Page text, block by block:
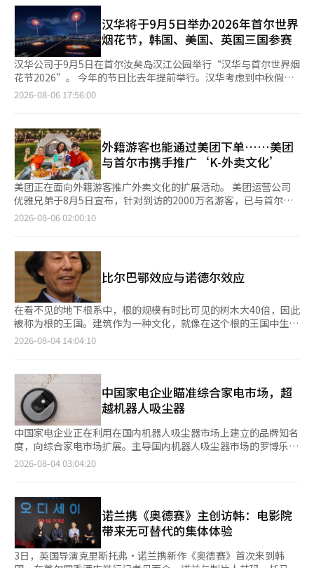
尔公寓的交易价格较上周上涨了0.26%。这一涨幅较上周的0.25%
有所扩大。全国范围内上涨了0.09%，首都圈上涨了0.17%，地方
上涨了0.01%。 房地产院表示，在市场整体观望氛围的背景下，重
建项目、大型公寓和交通枢纽附近的热门公寓交易仍在继续上涨。
在首尔，江北地区的涨幅相对较大。中区上涨了0.54%，中浪区上
涨了0.52%，成北区上涨了0.49%，诺原区上涨了0.46%，西大门
区上涨了0.43%。这主要是由于大型公寓和中小型公寓的购房需求
持续。 在江南地区，金川区上涨了0.32%，九老区和冠岳区各上涨
0.01%，瑞草区上涨了0.02%，而松坡区的涨幅也仅为0.15%，低
于首尔的平均水平。这表明，曾经主导上涨趋势的江南三区，买卖
双方均未急于交易。 然而，由于此次统计的调查基准日与税制改
革方案的公布时间重合，因此价格变动不应被直接视为税制改革的
影响。市场普遍关注高价房屋持有者的决策将变得更加复杂，江南
地区的观望态势可能会持续。 我们的银行房地产研究院的南赫宇
表示：“根据税制改革方案，高价单一住房持有者需要仔细考虑持
有、出售和赠与之间的选择。”他指出：“随着以江南三区为中心
剧。” 他还表示：“汉江带也有不少考虑进入江南市场的需求，
因此短期内将不可避免地受到江南市场的影响。”他预测，围绕持
有成本和出售时机的观望氛围将持续一段时间。 京畿道的公寓价
格上涨了0.16%，仁川上涨了0.03%。在京畿道，龙仁市的气兴区
上涨了0.52%，成南市的分当区上涨了0.43%，光明市上涨了
0.42%；而高阳的日山东区和坡州市分别下降了0.14%和0.13%。
地方方面，虽然忠北上涨了0.09%，蔚山上涨了0.08%，全北上涨
了0.07%，但济州、庆北、忠南和釜山则出现了下跌。 租赁市场也
区上涨了0.42%，江北区上涨了0.33%，麻浦区上涨了0.32%。金
川区、江东区和松坡区也有所上涨，但瑞草区保持不变。※ 本报
道经人工智能（AI）系统翻译与编辑。
汉华将于9月5日举办2026年首尔世界
烟花节，韩国、美国、英国三国参赛
汉华公司于9月5日在首尔汝矣岛汉江公园举行“汉华与首尔世界烟
花节2026”。 今年的节日比去年提前举行。汉华考虑到中秋假期
和外国游客的需求，将日程从去年的9月底调整至今年的9月初。
夜和活动当天投入包括1200名汉华员工志愿者在内的4700名历史
上最大规模的安全管理和秩序维护人员。 此外，汉华还将与通信
公司合作，利用“橙色安全”实时监测人流密集度，支持人流分
散，并通过在汝矣岛外环、元曉大桥、麻浦和梨村等地安装的区域
监控摄像头，实时监控市民的动向，提高现场应对能力。 汉华相
关人士表示：“今年将增加新的烟花演出和文化旅游项目，准备丰
富多彩的活动，并将安全放在首位，竭尽全力打造高品质的节
日。” 值得一提的是，首尔世界烟花节自2000年首次举办以来，
队，为市民呈现高水平的烟花表演，已发展成为首尔的代表文化旅
游活动。
2026-08-06 17:56:00
外籍游客也能通过美团下单……美团
与首尔市携手推广‘K-外卖文化’
美团正在面向外籍游客推广外卖文化的扩展活动。 美团运营公司
优雅兄弟于8月5日宣布，针对到访的2000万名游客，已与首尔市
签署了“美食旅游及地方经济振兴合作备忘录（MOU）”，以推
行的新内容，进而为当地商业注入活力。 根据协议，美团将持续
优化应用程序功能，以便外籍游客更方便地使用外卖服务，而首尔
市则负责面向外籍游客的宣传和现场指导。 美团是国内外卖应用
中唯一提供英语、中文、日文等多语言服务的应用，并支持多种海
外支付方式。美团方面表示，正是基于这些优势，成为了帮助外籍
游客体验外卖文化的合作伙伴。 此外，美团还将与首尔市正在推
进的“夜间经济振兴”项目中的“2026汉江夜营
（Night+Camping）”活动相结合，在8月期间于汝矣岛和德寿
营”是首尔市“夜间经济首个项目”的一部分，旨在让游客在夏季
夜晚享受汉江的魅力，结合游泳池、节庆、演出、电影和外卖服务
等内容，设计出一个从白天到夜晚、甚至清晨都能逗留的夜间旅游
项目。首尔市将在节庆期间运营200个帐篷，并在汝矣岛和德寿宫
汉江公园周边设立夜间外卖专区，方便骑手进入并顺利取餐。 在
此期间，美团将推出面向外籍游客的专属促销页面。前来参加节庆
的游客可以通过现场设置的宣传横幅二维码进行访问。 该促销页
面将提供英语、日语、中文等多种语言的节庆信息，并在订单满2
码和外国人注册号码注册会员，且无需额外注册，只需通过海外电
话号码进行短信验证，即可在美团上直接下单。 优雅兄弟品牌传
播战略部总裁尹锡俊表示：“曾因语言和支付方式的差异而犹豫使
用应用的客户，现在可以在首尔的任何地方轻松体验K-外卖。我们
将持续发展相关服务，让外籍游客通过美团应用更亲切地体验到韩
国的美食。”※ 本报道经人工智能（AI）系统翻译与编辑。
2026-08-06 02:00:10
比尔巴鄂效应与诺德尔效应
在看不见的地下根系中，根的规模有时比可见的树木大40倍，因此
被称为根的王国。建筑作为一种文化，就像在这个根的王国中生长
的大树。因此，优秀的建筑文化遗产的生命力往往能够持续数千
客最常光顾的地方往往是城市的象征。因此，许多城市努力通过高
端、高附加值的营销战略来打造城市的象征物（landmark）。 成
功的城市象征物提升了城市的品位，激发了市民的自豪感，并促进
了市民的团结。如果象征物能够吸引海外游客，地方经济将大幅提
升，城市的竞争力也会随之增强。为了提高这种效果，其他城市进
行了哪些努力呢？ -比尔巴鄂古根海姆博物馆在比尔巴鄂，33,000
多块钛金属面板如同涌动的内尔比翁河水波，时刻变换着色彩，令
人惊叹于这里创造出的精妙建筑文化。 在钢铁工业衰退后，这里
判策略包括：首先提供支持但不干预；其次，市政府无偿提供土
地；第三，承担全部建设费用；最后，设计和运营则完全委托给古
根海姆基金会。 因此，著名的解构主义大师弗兰克·盖里（Frank
Gehry）以“自由曲面和不对称的动态曲线的三维设计”获得了该
项目的设计。 在长达7年的建设期间，投入的资金超过最初预算的
10倍，达到了1亿3500万欧元。这笔巨额投资在开馆5年内通过每
2026-08-04 14:04:10
中国家电企业瞄准综合家电市场，超
越机器人吸尘器
中国家电企业正在利用在国内机器人吸尘器市场上建立的品牌知名
度，向综合家电市场扩展。主导国内机器人吸尘器市场的罗博乐克
和德瑞米等中国家电企业，正在积极推出拖地机、洗烘一体机、空
在首尔”活动，届时将公布品牌愿景和下半年的新产品阵容。这是
德瑞米自进入韩国市场以来首次举办的大型品牌活动，旨在强化其
作为综合家电企业的形象。活动中，最近被选为韩国官方品牌代言
人的演员池昌旭也将出席。公司希望通过池昌旭提升其高端形象，
并扩大与韩国消费者的接触。德瑞米在今年推出了空气净化器、拖
2026-08-04 03:04:20
诺兰携《奥德赛》主创访韩：电影院
带来无可替代的集体体验
3日，英国导演克里斯托弗·诺兰携新作《奥德赛》首次来到韩